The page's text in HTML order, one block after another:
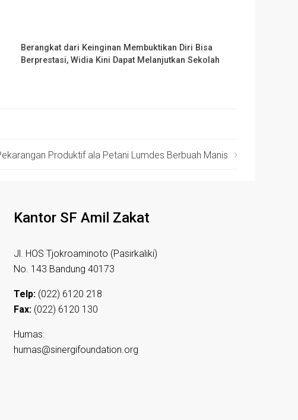
Berangkat dari Keinginan Membuktikan Diri Bisa
Berprestasi, Widia Kini Dapat Melanjutkan Sekolah
Produktif ala Petani Lumdes Berbuah Manis
Kantor SF Amil Zakat
Jl. HOS Tjokroaminoto (Pasirkaliki)
No. 143 Bandung 40173
Telp: (022) 6120 218
Fax: (022) 6120 130
Humas:
humas@sinergifoundation.org